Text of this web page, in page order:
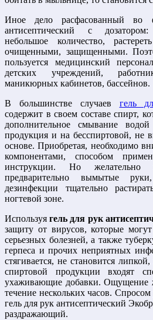
Иное дело расфасованный во
антисептический с
небольшое количество,
очищенными, защищенными.
пользуется медицинский
детских учреждений,
маникюрных кабинетов, бассейнов.
В большинстве случаев гель
содержит в своем составе спирт,
дополнительное смывание
продукция и на бесспиртовой, не
основе. Приобретая, необходимо
компонентами, способом
инструкции. Но желательно
предварительно вымытые
дезинфекции тщательно
ногтевой зоне.
Используягель для рук
защиту от вирусов, которые могут
серьезных болезней, а также
герпеса и прочих неприятных
стягивается, не становится
спиртовой продукции входят
ухаживающие добавки. Ощущение
течение нескольких часов. Спросом
гель для рук антисептический
раздражающий.